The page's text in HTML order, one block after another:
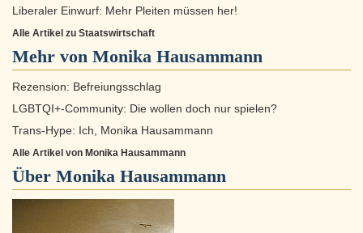
Liberaler Einwurf: Mehr Pleiten müssen her!
Alle Artikel zu Staatswirtschaft
Mehr von Monika Hausammann
Rezension: Befreiungsschlag
LGBTQI+-Community: Die wollen doch nur spielen?
Trans-Hype: Ich, Monika Hausammann
Alle Artikel von Monika Hausammann
Über Monika Hausammann